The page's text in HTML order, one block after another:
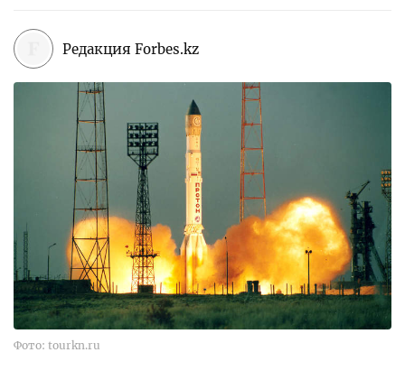
Редакция Forbes.kz
Фото: tourkn.ru